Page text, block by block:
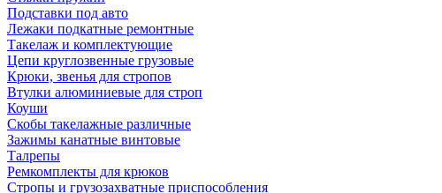
Подставки под авто
Лежаки подкатные ремонтные
Такелаж и комплектующие
Цепи круглозвенные грузовые
Крюки, звенья для стропов
Втулки алюминиевые для строп
Коуши
Скобы такелажные различные
Зажимы канатные винтовые
Талрепы
Ремкомплекты для крюков
Стропы и грузозахватные приспособления